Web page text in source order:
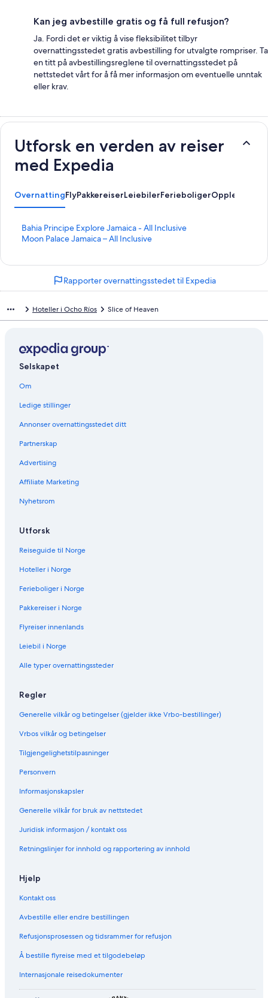
Kan jeg avbestille gratis og få full refusjon?
Ja. Fordi det er viktig å vise fleksibilitet tilbyr
overnattingsstedet gratis avbestilling for utvalgte rompriser. Ta
en titt på avbestillingsreglene til overnattingsstedet på
nettstedet vårt for å få mer informasjon om eventuelle unntak
eller krav.
Utforsk en verden av reiser
med Expedia
OvernattingFlyPakkereiserLeiebilerFerieboligerOpplevelser
Bahia Principe Explore Jamaica - All Inclusive
L
i
m
p
n
r
d
e
n
s
i
e
:
a
h
P
i
c
p
e
x
l
r
J
m
i
a
A
l
I
c
u
i
v
e
Moon Palace Jamaica – All Inclusive
L
o
p
e
r
d
n
e
s
d
n
M
o
o
P
l
c
J
a
a
c
–
l
I
c
u
v
Rapporter overnattingsstedet til Expedia
Hoteller i Ocho Ríos Slice of Heaven
Selskapet
Om
Ledige stillinger
Annonser overnattingsstedet ditt
Partnerskap
Advertising
Affiliate Marketing
Nyhetsrom
Utforsk
Reiseguide til Norge
Hoteller i Norge
Ferieboliger i Norge
Pakkereiser i Norge
Flyreiser innenlands
Leiebil i Norge
Alle typer overnattingssteder
Regler
Generelle vilkår og betingelser (gjelder ikke Vrbo-bestillinger)
Vrbos vilkår og betingelser
Tilgjengelighetstilpasninger
Personvern
Informasjonskapsler
Generelle vilkår for bruk av nettstedet
Juridisk informasjon / kontakt oss
Retningslinjer for innhold og rapportering av innhold
Hjelp
Kontakt oss
Avbestille eller endre bestillingen
Refusjonsprosessen og tidsrammer for refusjon
Å bestille flyreise med et tilgodebeløp
Internasjonale reisedokumenter